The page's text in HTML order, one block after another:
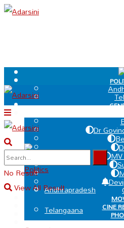
Dr
CINE
.
Politics
Andhrapradesh
Telangaana
No Result
View All Result